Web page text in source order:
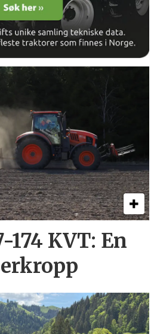
KVT: En